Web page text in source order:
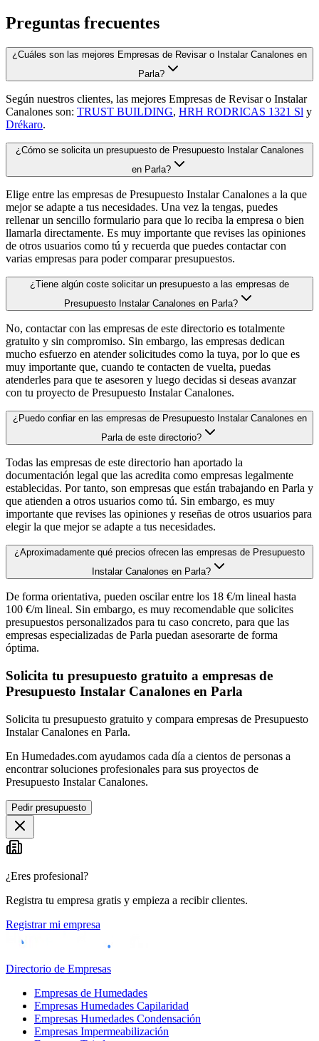
Preguntas frecuentes
¿Cuáles son las mejores Empresas de Revisar o Instalar Canalones en
Parla?
Según nuestros clientes, las mejores Empresas de Revisar o Instalar
Canalones son: TRUST BUILDING, HRH RODRICAS 1321 Sl y
Drékaro.
¿Cómo se solicita un presupuesto de Presupuesto Instalar Canalones
en Parla?
Elige entre las empresas de Presupuesto Instalar Canalones a la que
mejor se adapte a tus necesidades. Una vez la tengas, puedes
rellenar un sencillo formulario para que lo reciba la empresa o bien
llamarla directamente. Es muy importante que revises las opiniones
de otros usuarios como tú y recuerda que puedes contactar con
varias empresas para poder comparar presupuestos.
¿Tiene algún coste solicitar un presupuesto a las empresas de
Presupuesto Instalar Canalones en Parla?
No, contactar con las empresas de este directorio es totalmente
gratuito y sin compromiso. Sin embargo, las empresas dedican
mucho esfuerzo en atender solicitudes como la tuya, por lo que es
muy importante que, cuando te contacten de vuelta, puedas
atenderles para que te asesoren y luego decidas si deseas avanzar
con tu proyecto de Presupuesto Instalar Canalones.
¿Puedo confiar en las empresas de Presupuesto Instalar Canalones en
Parla de este directorio?
Todas las empresas de este directorio han aportado la
documentación legal que las acredita como empresas legalmente
establecidas. Por tanto, son empresas que están trabajando en Parla y
que atienden a otros usuarios como tú. Sin embargo, es muy
importante que revises las opiniones y reseñas de otros usuarios para
elegir la que mejor se adapte a tus necesidades.
¿Aproximadamente qué precios ofrecen las empresas de Presupuesto
Instalar Canalones en Parla?
De forma orientativa, pueden oscilar entre los 18 €/m lineal hasta
100 €/m lineal. Sin embargo, es muy recomendable que solicites
presupuestos personalizados para tu caso concreto, para que las
empresas especializadas de Parla puedan asesorarte de forma
óptima.
Solicita tu presupuesto gratuito a empresas de
Presupuesto Instalar Canalones en Parla
Solicita tu presupuesto gratuito y compara empresas de Presupuesto
Instalar Canalones en Parla.
En Humedades.com ayudamos cada día a cientos de personas a
encontrar soluciones profesionales para sus proyectos de
Presupuesto Instalar Canalones.
Pedir presupuesto
¿Eres profesional?
Registra tu empresa gratis y empieza a recibir clientes.
Registrar mi empresa
Directorio de Empresas
Empresas de Humedades
Empresas Humedades Capilaridad
Empresas Humedades Condensación
Empresas Impermeabilización